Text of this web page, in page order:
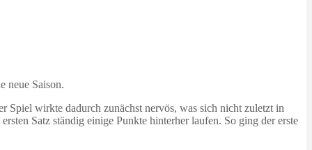
neue Saison.
Spiel wirkte dadurch zunächst nervös, was sich nicht zuletzt in
Satz ständig einige Punkte hinterher laufen. So ging der erste